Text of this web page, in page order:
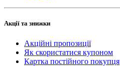
Акції та знижки
Акційні пропозиції
Як скористатися купоном
Картка постійного покупця